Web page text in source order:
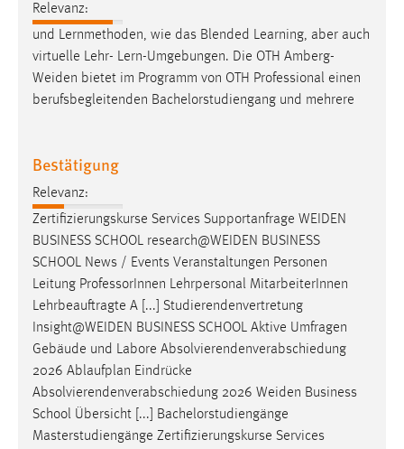
Relevanz:
und Lernmethoden, wie das Blended Learning, aber auch
virtuelle Lehr- Lern-Umgebungen. Die OTH Amberg-
Weiden bietet im Programm von OTH Professional einen
berufsbegleitenden Bachelorstudiengang und mehrere
Bestätigung
Relevanz:
Zertifizierungskurse Services Supportanfrage WEIDEN
BUSINESS SCHOOL research@WEIDEN BUSINESS
SCHOOL News / Events Veranstaltungen Personen
Leitung ProfessorInnen Lehrpersonal MitarbeiterInnen
Lehrbeauftragte A [...] Studierendenvertretung
Insight@WEIDEN BUSINESS SCHOOL Aktive Umfragen
Gebäude und Labore Absolvierendenverabschiedung
2026 Ablaufplan Eindrücke
Absolvierendenverabschiedung 2026 Weiden Business
School Übersicht [...] Bachelorstudiengänge
Masterstudiengänge Zertifizierungskurse Services